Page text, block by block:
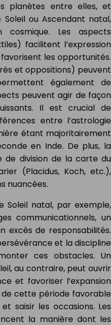
planètes entre elles, et
ou Ascendant natal,
cosmique. Les aspects
facilitent l’expression
les opportunités.
et oppositions) peuvent
également de
peuvent agir de façon
Il est crucial de
entre l’astrologie
étant majoritairement
en Inde. De plus, la
de division de la carte du
(Placidus, Koch, etc.),
nuancées.
Soleil natal, par exemple,
communicationnels, un
excès de responsabilités.
et la discipline
ces obstacles. Un
au contraire, peut ouvrir
et favoriser l’expansion
cette période favorable
saisir les occasions. Les
la manière dont les